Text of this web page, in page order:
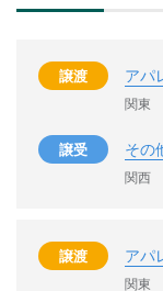
譲渡 アパ
関東
譲受 その
関西
譲渡 アパ
関東